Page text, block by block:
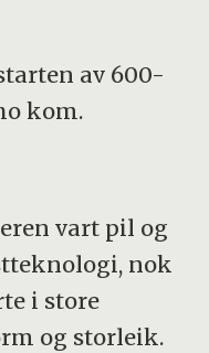
av 600-
kom.
vart pil og
nok
i store
og storleik.